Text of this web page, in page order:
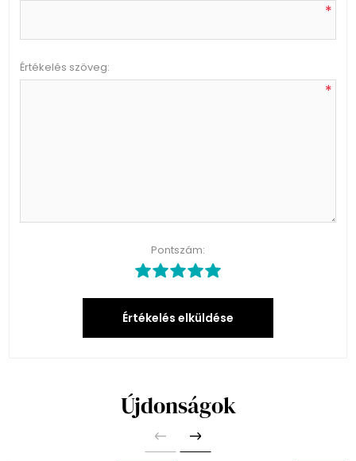
*
Értékelés szöveg:
*
Pontszám:
Értékelés elküldése
Újdonságok